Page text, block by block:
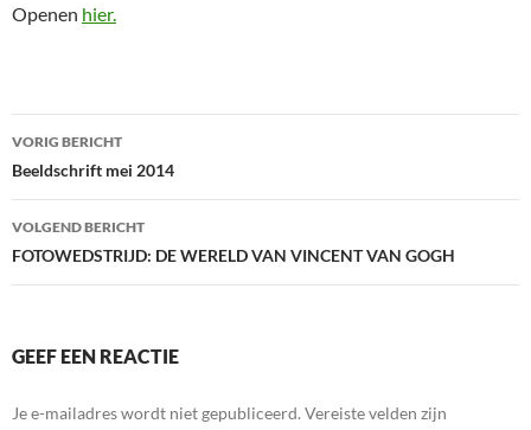
Openen hier.
Bericht
navigatie
VORIG BERICHT
Beeldschrift mei 2014
VOLGEND BERICHT
FOTOWEDSTRIJD: DE WERELD VAN VINCENT VAN GOGH
GEEF EEN REACTIE
Je e-mailadres wordt niet gepubliceerd. Vereiste velden zijn